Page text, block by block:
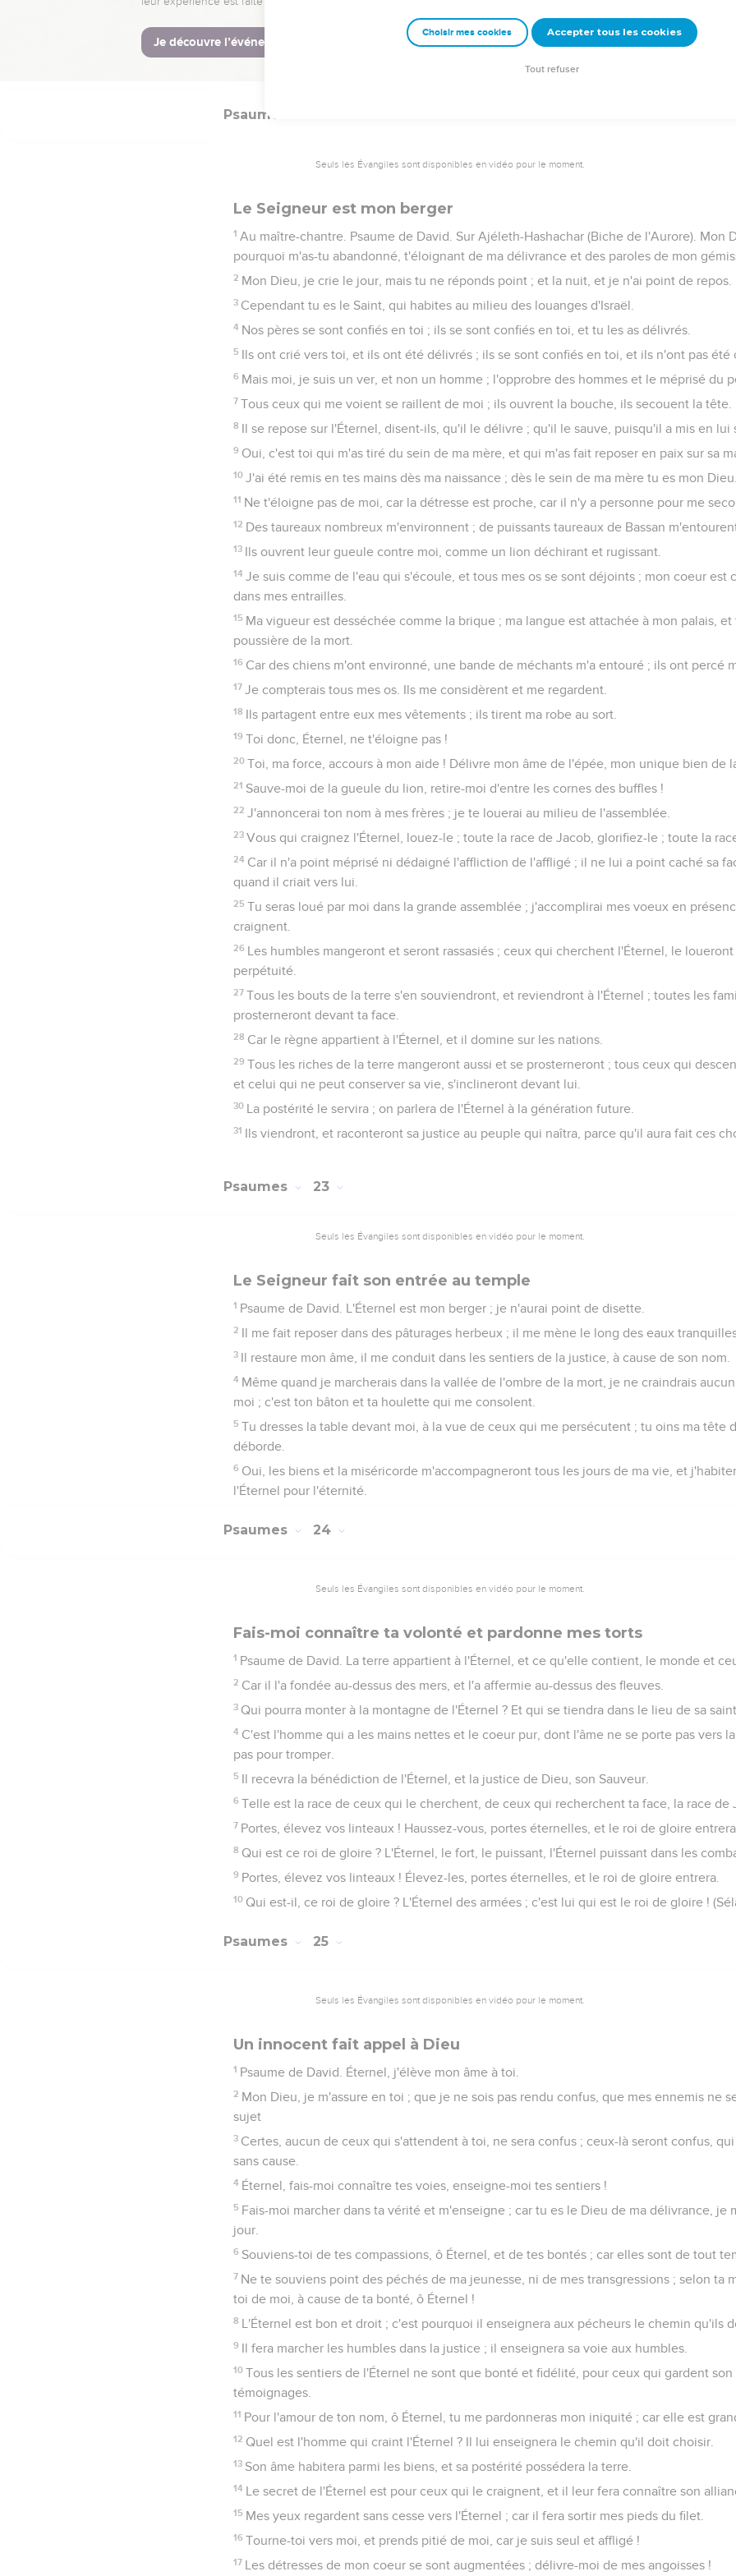
Car ils ont projeté du mal contre toi ; ils ont formé des desseins qu'ils ne pourront
13 Car tu les mettras en fuite, tu armeras ton arc contre leur face.
Élève-toi, ô Éternel, dans ta force ! Nous chanterons et nous célébrerons ta puissance !
Psaumes
Seuls les Évangiles sont disponibles en vidéo pour le moment.
Le Seigneur est mon berger
1 Au maître-chantre. Psaume de David. Sur Ajéleth-Hashachar (Biche de l'Aurore). Mon
pourquoi m'as-tu abandonné, t'éloignant de ma délivrance et des paroles de mon
2 Mon Dieu, je crie le jour, mais tu ne réponds point ; et la nuit, et je n'ai point de repos.
3 Cependant tu es le Saint, qui habites au milieu des louanges d'Israël.
4 Nos pères se sont confiés en toi ; ils se sont confiés en toi, et tu les as délivrés.
5 Ils ont crié vers toi, et ils ont été délivrés ; ils se sont confiés en toi, et ils n'ont pas été
6 Mais moi, je suis un ver, et non un homme ; l'opprobre des hommes et le méprisé du
7 Tous ceux qui me voient se raillent de moi ; ils ouvrent la bouche, ils secouent la tête.
8 Il se repose sur l'Éternel, disent-ils, qu'il le délivre ; qu'il le sauve, puisqu'il a mis en lui
9 Oui, c'est toi qui m'as tiré du sein de ma mère, et qui m'as fait reposer en paix sur sa
10 J'ai été remis en tes mains dès ma naissance ; dès le sein de ma mère tu es mon Dieu.
11 Ne t'éloigne pas de moi, car la détresse est proche, car il n'y a personne pour me
12 Des taureaux nombreux m'environnent ; de puissants taureaux de Bassan
13 Ils ouvrent leur gueule contre moi, comme un lion déchirant et rugissant.
14 Je suis comme de l'eau qui s'écoule, et tous mes os se sont déjoints ; mon coeur est
dans mes entrailles.
15 Ma vigueur est desséchée comme la brique ; ma langue est attachée à mon palais,
poussière de la mort.
16 Car des chiens m'ont environné, une bande de méchants m'a entouré ; ils ont percé
17 Je compterais tous mes os. Ils me considèrent et me regardent.
18 Ils partagent entre eux mes vêtements ; ils tirent ma robe au sort.
19 Toi donc, Éternel, ne t'éloigne pas !
20 Toi, ma force, accours à mon aide ! Délivre mon âme de l'épée, mon unique bien de
21 Sauve-moi de la gueule du lion, retire-moi d'entre les cornes des buffles !
22 J'annoncerai ton nom à mes frères ; je te louerai au milieu de l'assemblée.
23 Vous qui craignez l'Éternel, louez-le ; toute la race de Jacob, glorifiez-le ; toute la
24 Car il n'a point méprisé ni dédaigné l'affliction de l'affligé ; il ne lui a point caché sa
quand il criait vers lui.
25 Tu seras loué par moi dans la grande assemblée ; j'accomplirai mes voeux en
craignent.
26 Les humbles mangeront et seront rassasiés ; ceux qui cherchent l'Éternel, le
perpétuité.
27 Tous les bouts de la terre s'en souviendront, et reviendront à l'Éternel ; toutes les
prosterneront devant ta face.
28 Car le règne appartient à l'Éternel, et il domine sur les nations.
29 Tous les riches de la terre mangeront aussi et se prosterneront ; tous ceux qui
et celui qui ne peut conserver sa vie, s'inclineront devant lui.
30 La postérité le servira ; on parlera de l'Éternel à la génération future.
31 Ils viendront, et raconteront sa justice au peuple qui naîtra, parce qu'il aura fait ces
Psaumes 23
Seuls les Évangiles sont disponibles en vidéo pour le moment.
Le Seigneur fait son entrée au temple
1 Psaume de David. L'Éternel est mon berger ; je n'aurai point de disette.
2 Il me fait reposer dans des pâturages herbeux ; il me mène le long des eaux
3 Il restaure mon âme, il me conduit dans les sentiers de la justice, à cause de son nom.
4 Même quand je marcherais dans la vallée de l'ombre de la mort, je ne craindrais
moi ; c'est ton bâton et ta houlette qui me consolent.
5 Tu dresses la table devant moi, à la vue de ceux qui me persécutent ; tu oins ma tête
déborde.
6 Oui, les biens et la miséricorde m'accompagneront tous les jours de ma vie, et
l'Éternel pour l'éternité.
Psaumes 24
Seuls les Évangiles sont disponibles en vidéo pour le moment.
Fais-moi connaître ta volonté et pardonne mes torts
1 Psaume de David. La terre appartient à l'Éternel, et ce qu'elle contient, le monde et
2 Car il l'a fondée au-dessus des mers, et l'a affermie au-dessus des fleuves.
3 Qui pourra monter à la montagne de l'Éternel ? Et qui se tiendra dans le lieu de sa
4 C'est l'homme qui a les mains nettes et le coeur pur, dont l'âme ne se porte pas vers
pas pour tromper.
5 Il recevra la bénédiction de l'Éternel, et la justice de Dieu, son Sauveur.
6 Telle est la race de ceux qui le cherchent, de ceux qui recherchent ta face, la race de
7 Portes, élevez vos linteaux ! Haussez-vous, portes éternelles, et le roi de gloire entrera.
8 Qui est ce roi de gloire ? L'Éternel, le fort, le puissant, l'Éternel puissant dans les
9 Portes, élevez vos linteaux ! Élevez-les, portes éternelles, et le roi de gloire entrera.
10 Qui est-il, ce roi de gloire ? L'Éternel des armées ; c'est lui qui est le roi de gloire !
Psaumes 25
Seuls les Évangiles sont disponibles en vidéo pour le moment.
Un innocent fait appel à Dieu
1 Psaume de David. Éternel, j'élève mon âme à toi.
2 Mon Dieu, je m'assure en toi ; que je ne sois pas rendu confus, que mes ennemis ne
sujet
3 Certes, aucun de ceux qui s'attendent à toi, ne sera confus ; ceux-là seront confus,
sans cause.
4 Éternel, fais-moi connaître tes voies, enseigne-moi tes sentiers !
5 Fais-moi marcher dans ta vérité et m'enseigne ; car tu es le Dieu de ma délivrance, je
jour.
6 Souviens-toi de tes compassions, ô Éternel, et de tes bontés ; car elles sont de tout
7 Ne te souviens point des péchés de ma jeunesse, ni de mes transgressions ; selon ta
toi de moi, à cause de ta bonté, ô Éternel !
8 L'Éternel est bon et droit ; c'est pourquoi il enseignera aux pécheurs le chemin qu'ils
9 Il fera marcher les humbles dans la justice ; il enseignera sa voie aux humbles.
10 Tous les sentiers de l'Éternel ne sont que bonté et fidélité, pour ceux qui gardent son
témoignages.
11 Pour l'amour de ton nom, ô Éternel, tu me pardonneras mon iniquité ; car elle est
12 Quel est l'homme qui craint l'Éternel ? Il lui enseignera le chemin qu'il doit choisir.
13 Son âme habitera parmi les biens, et sa postérité possédera la terre.
14 Le secret de l'Éternel est pour ceux qui le craignent, et il leur fera connaître son
15 Mes yeux regardent sans cesse vers l'Éternel ; car il fera sortir mes pieds du filet.
16 Tourne-toi vers moi, et prends pitié de moi, car je suis seul et affligé !
17 Les détresses de mon coeur se sont augmentées ; délivre-moi de mes angoisses !
Choisir mes cookies Accepter tous les cookies
Tout refuser